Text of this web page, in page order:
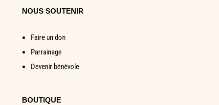
NOUS SOUTENIR
Faire un don
Parrainage
Devenir bénévole
BOUTIQUE